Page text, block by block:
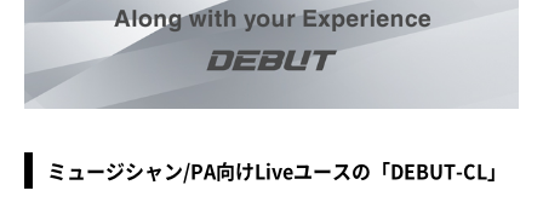
ミュージシャン/PA向けLiveユースの「DEBUT-CL」